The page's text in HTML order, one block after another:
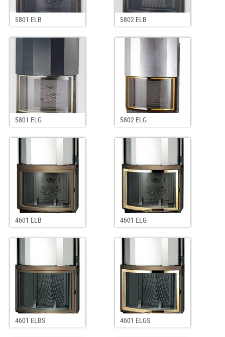
5801 ELB 5802 ELB
5801 ELG 5802 ELG
4601 ELB 4601 ELG
4601 ELBS 4601 ELGS